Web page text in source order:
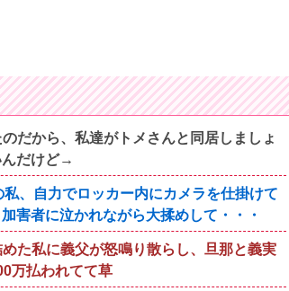
だから、私達がトメさんと同居しましょ
んだけど→
、自力でロッカー内にカメラを仕掛けて
害者に泣かれながら大揉めして・・・
た私に義父が怒鳴り散らし、旦那と義実
万払われてて草